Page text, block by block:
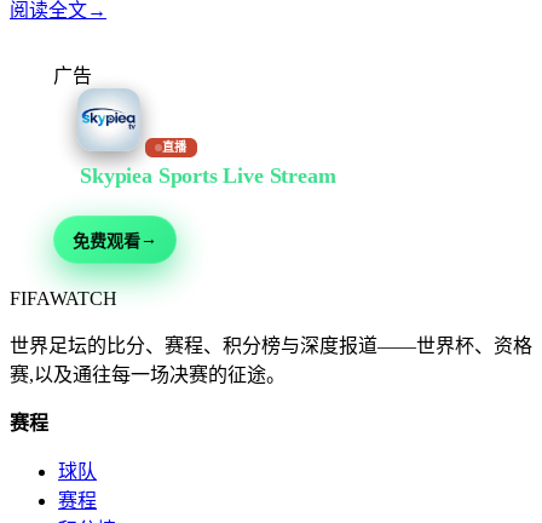
阅读全文→
广告
直播
Skypiea Sports Live Stream免费观看
免费观看→
FIFAWATCH
世界足坛的比分、赛程、积分榜与深度报道——世界杯、资格
赛,以及通往每一场决赛的征途。
赛程
球队
赛程